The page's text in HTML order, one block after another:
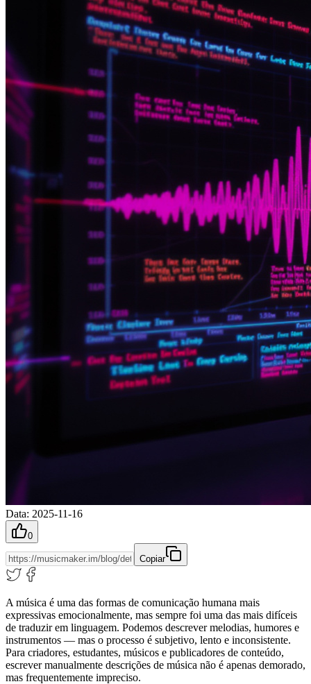
Data: 2025-11-16
0
Copiar
A música é uma das formas de comunicação humana mais
expressivas emocionalmente, mas sempre foi uma das mais difíceis
de traduzir em linguagem. Podemos descrever melodias, humores e
instrumentos — mas o processo é subjetivo, lento e inconsistente.
Para criadores, estudantes, músicos e publicadores de conteúdo,
escrever manualmente descrições de música não é apenas demorado,
mas frequentemente impreciso.